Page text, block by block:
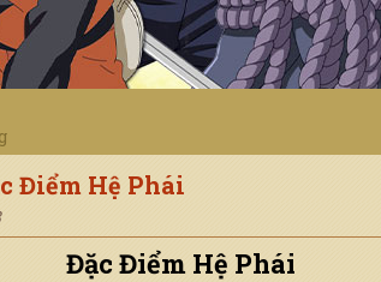
Điểm Hệ Phái
Đặc Điểm Hệ Phái
code